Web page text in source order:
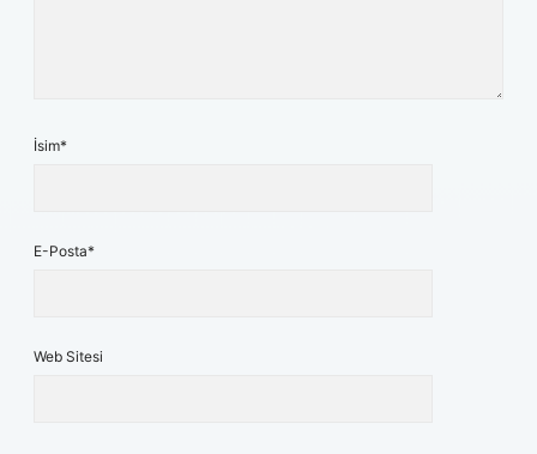
İsim*
E-Posta*
Web Sitesi